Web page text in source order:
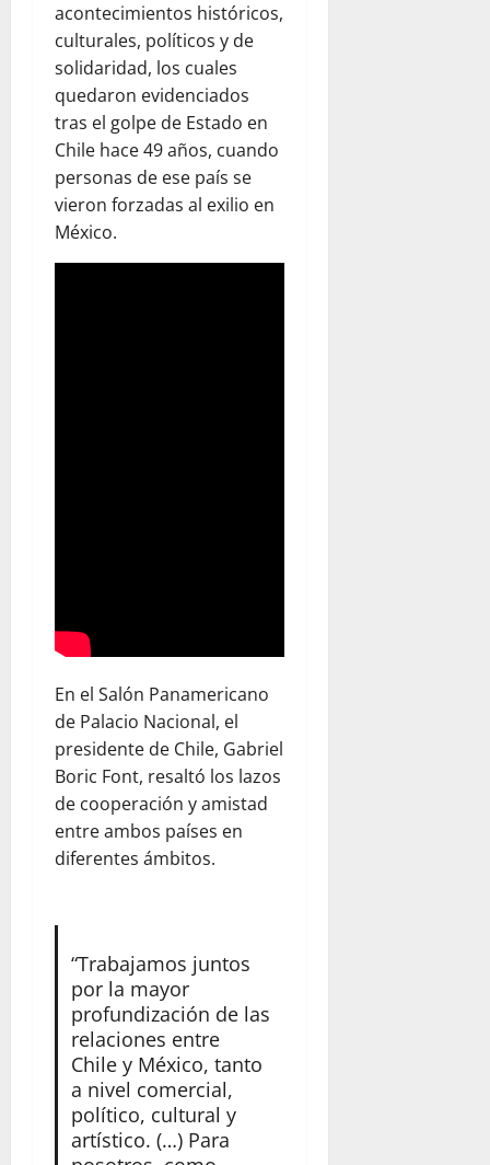
acontecimientos históricos,
culturales, políticos y de
solidaridad, los cuales
quedaron evidenciados
tras el golpe de Estado en
Chile hace 49 años, cuando
personas de ese país se
vieron forzadas al exilio en
México.
En el Salón Panamericano
de Palacio Nacional, el
presidente de Chile, Gabriel
Boric Font, resaltó los lazos
de cooperación y amistad
entre ambos países en
diferentes ámbitos.
“Trabajamos juntos
por la mayor
profundización de las
relaciones entre
Chile y México, tanto
a nivel comercial,
político, cultural y
artístico. (…) Para